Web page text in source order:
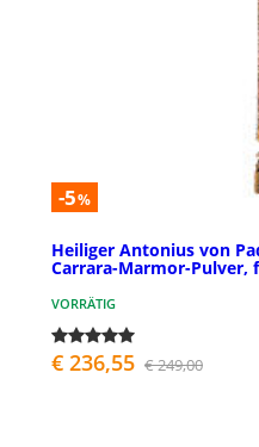
-5%
Heiliger Antonius von
Carrara-Marmor-Pulver,
VORRÄTIG
€ 236,55 € 249,00